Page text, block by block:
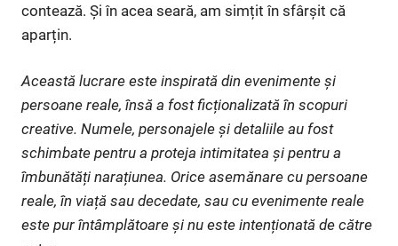
contează. Și în acea seară, am simțit în sfârșit că
aparțin.
Această lucrare este inspirată din evenimente și
persoane reale, însă a fost ficționalizată în scopuri
creative. Numele, personajele și detaliile au fost
schimbate pentru a proteja intimitatea și pentru a
îmbunătăți narațiunea. Orice asemănare cu persoane
reale, în viață sau decedate, sau cu evenimente reale
este pur întâmplătoare și nu este intenționată de către